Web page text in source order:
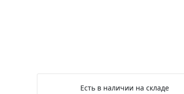
Есть в наличии на складе